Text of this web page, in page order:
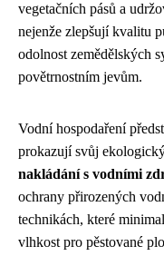
vegetačních pásů a
nejenže zlepšují kvalitu
odolnost zemědělských
povětrnostním jevům.
Vodní hospodaření
prokazují svůj
nakládání s vodními
ochrany přirozených
technikách, které
vlhkost pro pěstované